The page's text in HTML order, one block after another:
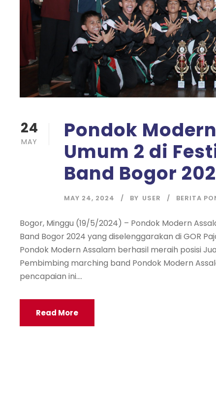
24
MAY
Pondok
Umum 2 di
Band Bogor
MAY 24, 2024 BY USER BERITA
Bogor, Minggu (19/5/2024) – Pondok Modern
Band Bogor 2024 yang diselenggarakan di GOR
Pondok Modern Assalam berhasil meraih posisi
Pembimbing marching band Pondok Modern
pencapaian ini....
Read More